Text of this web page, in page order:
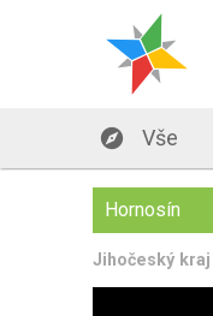
 Vše
Hornosín
Jihočeský kraj